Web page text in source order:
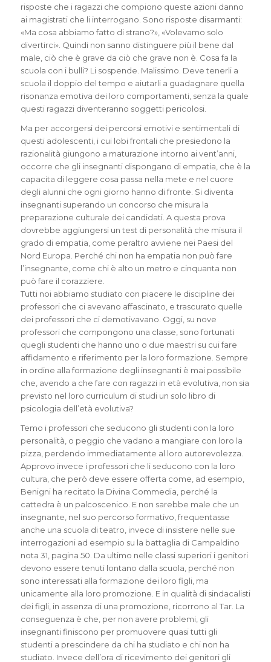
risposte che i ragazzi che compiono queste azioni danno
ai magistrati che li interrogano. Sono risposte disarmanti:
«Ma cosa abbiamo fatto di strano?», «Volevamo solo
divertirci». Quindi non sanno distinguere più il bene dal
male, ciò che è grave da ciò che grave non è. Cosa fa la
scuola con i bulli? Li sospende. Malissimo. Deve tenerli a
scuola il doppio del tempo e aiutarli a guadagnare quella
risonanza emotiva dei loro comportamenti, senza la quale
questi ragazzi diventeranno soggetti pericolosi.
Ma per accorgersi dei percorsi emotivi e sentimentali di
questi adolescenti, i cui lobi frontali che presiedono la
razionalità giungono a maturazione intorno ai vent’anni,
occorre che gli insegnanti dispongano di empatia, che è la
capacita di leggere cosa passa nella mete e nel cuore
degli alunni che ogni giorno hanno di fronte. Si diventa
insegnanti superando un concorso che misura la
preparazione culturale dei candidati. A questa prova
dovrebbe aggiungersi un test di personalità che misura il
grado di empatia, come peraltro avviene nei Paesi del
Nord Europa. Perché chi non ha empatia non può fare
l’insegnante, come chi è alto un metro e cinquanta non
può fare il corazziere.
Tutti noi abbiamo studiato con piacere le discipline dei
professori che ci avevano affascinato, e trascurato quelle
dei professori che ci demotivavano. Oggi, su nove
professori che compongono una classe, sono fortunati
quegli studenti che hanno uno o due maestri su cui fare
affidamento e riferimento per la loro formazione. Sempre
in ordine alla formazione degli insegnanti è mai possibile
che, avendo a che fare con ragazzi in età evolutiva, non sia
previsto nel loro curriculum di studi un solo libro di
psicologia dell’età evolutiva?
Temo i professori che seducono gli studenti con la loro
personalità, o peggio che vadano a mangiare con loro la
pizza, perdendo immediatamente al loro autorevolezza.
Approvo invece i professori che li seducono con la loro
cultura, che però deve essere offerta come, ad esempio,
Benigni ha recitato la Divina Commedia, perché la
cattedra è un palcoscenico. E non sarebbe male che un
insegnante, nel suo percorso formativo, frequentasse
anche una scuola di teatro, invece di insistere nelle sue
interrogazioni ad esempio su la battaglia di Campaldino
nota 31, pagina 50. Da ultimo nelle classi superiori i genitori
devono essere tenuti lontano dalla scuola, perché non
sono interessati alla formazione dei loro figli, ma
unicamente alla loro promozione. E in qualità di sindacalisti
dei figli, in assenza di una promozione, ricorrono al Tar. La
conseguenza è che, per non avere problemi, gli
insegnanti finiscono per promuovere quasi tutti gli
studenti a prescindere da chi ha studiato e chi non ha
studiato. Invece dell’ora di ricevimento dei genitori gli